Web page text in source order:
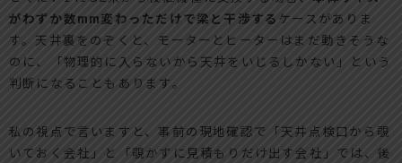
がわずか数mm変わっただけで梁と干渉する ケースがありま
す。天井裏をのぞくと、モーターとヒーターはまだ動きそうな
のに、「物理的に入らないから天井をいじるしかない」という
判断になることもあります。
私の視点で言いますと、事前の現地確認で「天井点検口から覗
いておく会社」と「覗かずに見積もりだけ出す会社」では、後